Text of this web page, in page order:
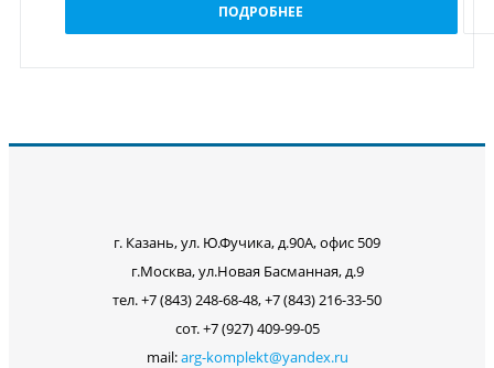
ПОДРОБНЕЕ
г. Казань, ул. Ю.Фучика, д.90А, офис 509
г.Москва, ул.Новая Басманная, д.9
тел. +7 (843) 248-68-48, +7 (843) 216-33-50
сот. +7 (927) 409-99-05
mail:arg-komplekt@yandex.ru